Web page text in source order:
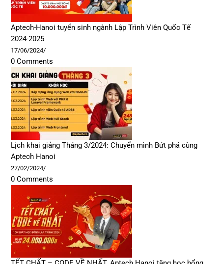
Aptech-Hanoi tuyển sinh ngành Lập Trình Viên Quốc Tế
2024-2025
17/06/2024/
0 Comments
Lịch khai giảng Tháng 3/2024: Chuyển mình Bứt phá cùng
Aptech Hanoi
27/02/2024/
0 Comments